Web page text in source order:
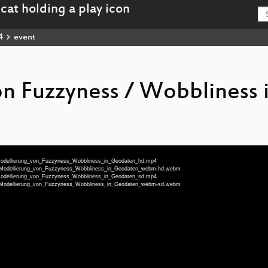
event
Fuzzyness / Wobbliness
hd.webm
sd.webm